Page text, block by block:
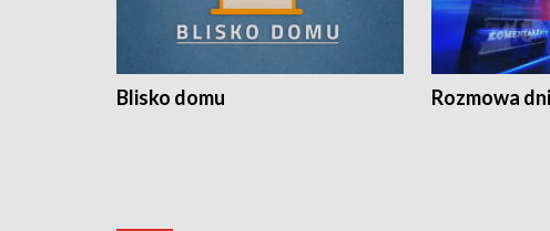
Blisko domu Rozmowa